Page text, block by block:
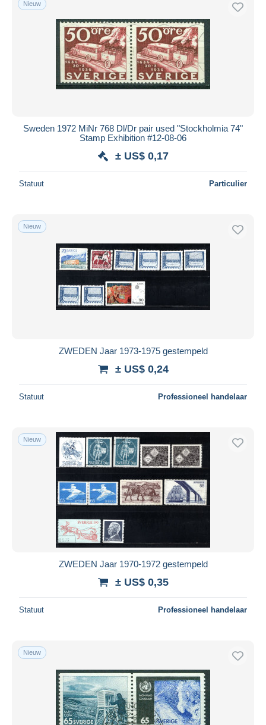
Gratis levering
Betaalmiddelen
PayPal
Bankoverschrijving
Visa
iDeal
Woonplaats van de verkoper
Toepassen
Nieuw
Sweden 1972 MiNr 768 Dl/Dr pair used "Stockholmia 74"
Stamp Exhibition #12-08-06
± US$ 0,17
Statuut Particulier
Nieuw
ZWEDEN Jaar 1973-1975 gestempeld
± US$ 0,24
Statuut Professioneel handelaar
Nieuw
ZWEDEN Jaar 1970-1972 gestempeld
± US$ 0,35
Statuut Professioneel handelaar
Nieuw